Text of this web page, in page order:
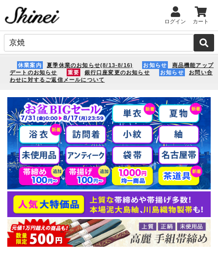
ログイン カート
休業案内 夏季休業のお知らせ(8/13-8/16) お知らせ
商品機能アップ
デートのお知らせ
重要 銀行口座変更のお知らせ お知らせ
お問い合
わせに対するご返信メールについて